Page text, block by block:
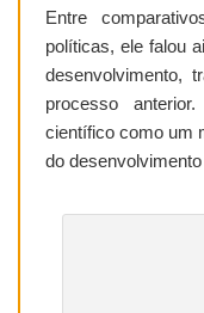
Entre
políticas, ele falou
desenvolvimento,
processo
científico como um
do